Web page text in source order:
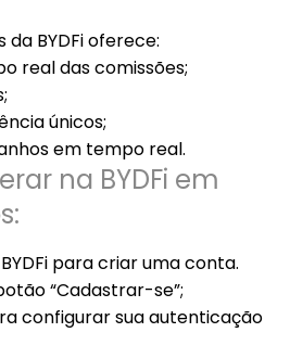
BYDFi oferece:
real das comissões;
únicos;
em tempo real.
na BYDFi em
para criar uma conta.
“Cadastrar-se”;
configurar sua autenticação